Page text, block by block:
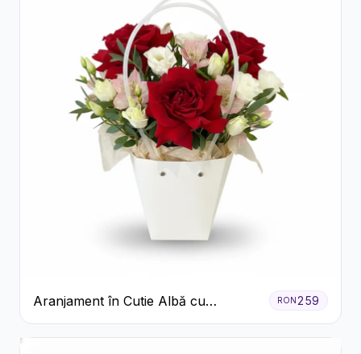
Aranjament în Cutie Albă cu
Trandafiri Roșii și Lisianthus
RON259